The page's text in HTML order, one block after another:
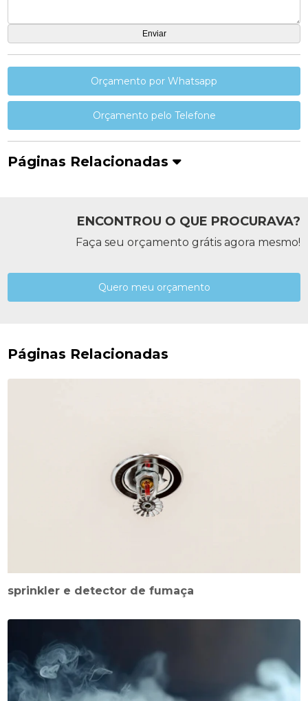
Orçamento por Whatsapp
Orçamento pelo Telefone
Páginas Relacionadas
ENCONTROU O QUE PROCURAVA?
Faça seu orçamento grátis agora mesmo!
Quero meu orçamento
Páginas Relacionadas
sprinkler e detector de fumaça